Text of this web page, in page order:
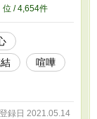
位 / 4,654件
喧嘩
登録日 2021.05.14